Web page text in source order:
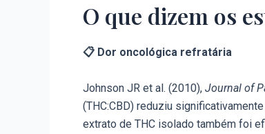
O que dizem os
📋 Dor oncológica refratária
Johnson JR et al. (2010), Journal of
(THC:CBD) reduziu
extrato de THC isolado também foi